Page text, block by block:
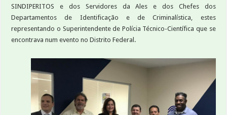
SINDIPERITOS e dos Servidores da Ales e dos Chefes dos
Departamentos de Identificação e de Criminalística, estes
representando o Superintendente de Polícia Técnico-Científica que se
encontrava num evento no Distrito Federal.